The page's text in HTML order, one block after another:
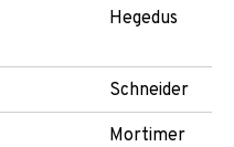
Hegedus
Schneider
Mortimer